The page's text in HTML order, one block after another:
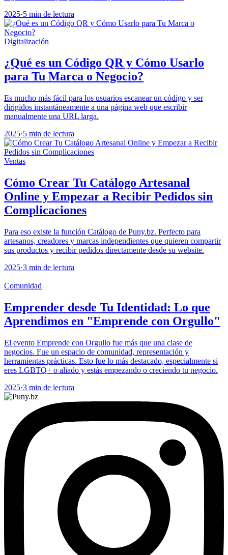
2025·5 min de lectura
Digitalización
¿Qué es un Código QR y Cómo Usarlo
para Tu Marca o Negocio?
Es mucho más fácil para los usuarios escanear un código y ser
dirigidos instantáneamente a una página web que escribir
manualmente una URL larga.
2025·5 min de lectura
Ventas
Cómo Crear Tu Catálogo Artesanal
Online y Empezar a Recibir Pedidos sin
Complicaciones
Para eso existe la función Catálogo de Puny.bz. Perfecto para
artesanos, creadores y marcas independientes que quieren compartir
sus productos y recibir pedidos directamente desde su website.
2025·3 min de lectura
Comunidad
Emprender desde Tu Identidad: Lo que
Aprendimos en "Emprende con Orgullo"
El evento Emprende con Orgullo fue más que una clase de
negocios. Fue un espacio de comunidad, representación y
herramientas prácticas. Esto fue lo más destacado, especialmente si
eres LGBTQ+ o aliado y estás empezando o creciendo tu negocio.
2025·3 min de lectura